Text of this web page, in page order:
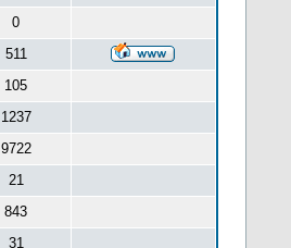
0
511
105
1237
9722
21
843
31